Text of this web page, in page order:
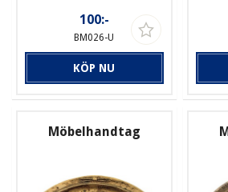
100:-
BM026-U
KÖP NU
Möbelhandtag